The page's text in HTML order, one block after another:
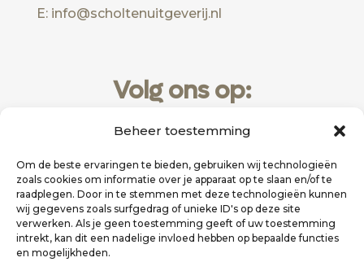
Beheer toestemming
Om de beste ervaringen te bieden, gebruiken wij technologieën
zoals cookies om informatie over je apparaat op te slaan en/of te
raadplegen. Door in te stemmen met deze technologieën kunnen
wij gegevens zoals surfgedrag of unieke ID's op deze site
verwerken. Als je geen toestemming geeft of uw toestemming
intrekt, kan dit een nadelige invloed hebben op bepaalde functies
en mogelijkheden.
E: info@scholtenuitgeverij.nl
Volg ons op: